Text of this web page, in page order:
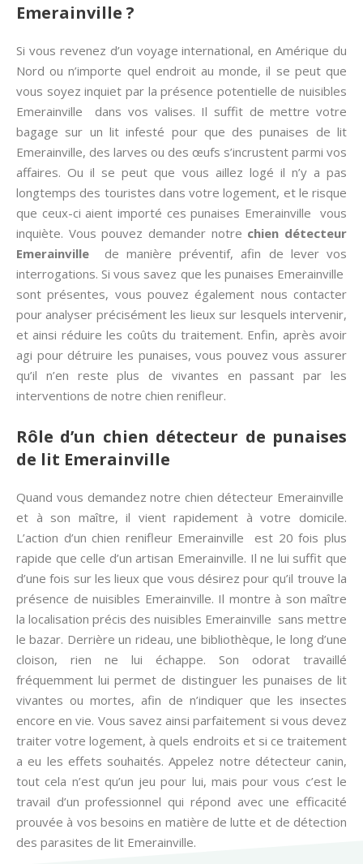
Emerainville ?
Si vous revenez d’un voyage international, en Amérique du
Nord ou n’importe quel endroit au monde, il se peut que
vous soyez inquiet par la présence potentielle de nuisibles
Emerainville dans vos valises. Il suffit de mettre votre
bagage sur un lit infesté pour que des punaises de lit
Emerainville, des larves ou des œufs s’incrustent parmi vos
affaires. Ou il se peut que vous aillez logé il n’y a pas
longtemps des touristes dans votre logement, et le risque
que ceux-ci aient importé ces punaises Emerainville vous
inquiète. Vous pouvez demander notre chien détecteur
Emerainville de manière préventif, afin de lever vos
interrogations. Si vous savez que les punaises Emerainville
sont présentes, vous pouvez également nous contacter
pour analyser précisément les lieux sur lesquels intervenir,
et ainsi réduire les coûts du traitement. Enfin, après avoir
agi pour détruire les punaises, vous pouvez vous assurer
qu’il n’en reste plus de vivantes en passant par les
interventions de notre chien renifleur.
Rôle d’un chien détecteur de punaises
de lit Emerainville
Quand vous demandez notre chien détecteur Emerainville
et à son maître, il vient rapidement à votre domicile.
L’action d’un chien renifleur Emerainville est 20 fois plus
rapide que celle d’un artisan Emerainville. Il ne lui suffit que
d’une fois sur les lieux que vous désirez pour qu’il trouve la
présence de nuisibles Emerainville. Il montre à son maître
la localisation précis des nuisibles Emerainville sans mettre
le bazar. Derrière un rideau, une bibliothèque, le long d’une
cloison, rien ne lui échappe. Son odorat travaillé
fréquemment lui permet de distinguer les punaises de lit
vivantes ou mortes, afin de n’indiquer que les insectes
encore en vie. Vous savez ainsi parfaitement si vous devez
traiter votre logement, à quels endroits et si ce traitement
a eu les effets souhaités. Appelez notre détecteur canin,
tout cela n’est qu’un jeu pour lui, mais pour vous c’est le
travail d’un professionnel qui répond avec une efficacité
prouvée à vos besoins en matière de lutte et de détection
des parasites de lit Emerainville.